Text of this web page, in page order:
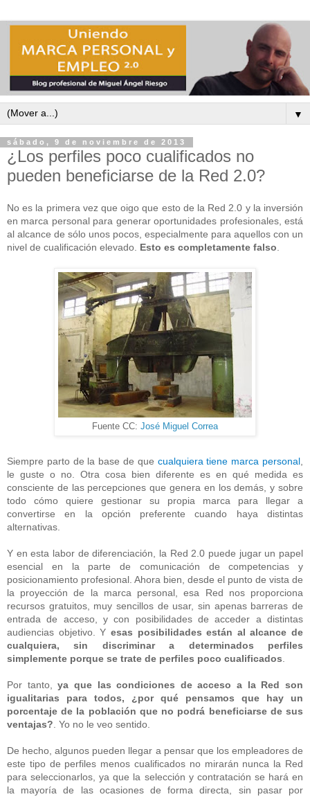
▼
sábado, 9 de noviembre de 2013
¿Los perfiles poco cualificados no
pueden beneficiarse de la Red 2.0?
No es la primera vez que oigo que esto de la Red 2.0 y la inversión
en marca personal para generar oportunidades profesionales, está
al alcance de sólo unos pocos, especialmente para aquellos con un
nivel de cualificación elevado. Esto es completamente falso.
Fuente CC: José Miguel Correa
Siempre parto de la base de que cualquiera tiene marca personal
le guste o no. Otra cosa bien diferente es en qué medida es
consciente de las percepciones que genera en los demás, y sobre
todo cómo quiere gestionar su propia marca para llegar a
convertirse en la opción preferente cuando haya distintas
alternativas.
Y en esta labor de diferenciación, la Red 2.0 puede jugar un papel
esencial en la parte de comunicación de competencias y
posicionamiento profesional. Ahora bien, desde el punto de vista de
la proyección de la marca personal, esa Red nos proporciona
recursos gratuitos, muy sencillos de usar, sin apenas barreras de
entrada de acceso, y con posibilidades de acceder a distintas
audiencias objetivo. Y esas posibilidades están al alcance de
cualquiera, sin discriminar a determinados perfiles
simplemente porque se trate de perfiles poco cualificados
Por tanto,ya que las condiciones de acceso a la Red son
igualitarias para todos, ¿por qué pensamos que hay un
porcentaje de la población que no podrá beneficiarse de sus
ventajas? . Yo no le veo sentido.
De hecho, algunos pueden llegar a pensar que los empleadores de
este tipo de perfiles menos cualificados no mirarán nunca la Red
para seleccionarlos, ya que la selección y contratación se hará en
la mayoría de las ocasiones de forma directa, sin pasar por